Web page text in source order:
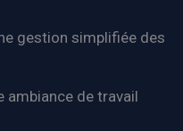
gestion simplifiée des
ambiance de travail